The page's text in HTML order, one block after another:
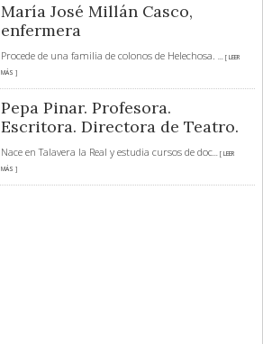
María José Millán Casco,
enfermera
Procede de una familia de colonos de Helechosa. ... [ LEER
MÁS ]
Pepa Pinar. Profesora.
Escritora. Directora de Teatro.
Nace en Talavera la Real y estudia cursos de doc... [ LEER
MÁS ]